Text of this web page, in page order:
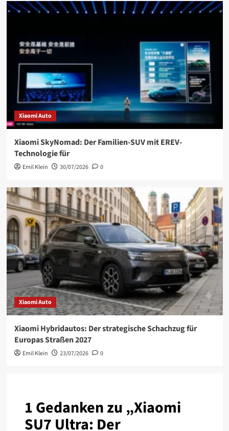
Xiaomi Auto
Xiaomi SkyNomad: Der Familien-SUV mit EREV-
Technologie für
Emil Klein 30/07/2026 0
Xiaomi Auto
Xiaomi Hybridautos: Der strategische Schachzug für
Europas Straßen 2027
Emil Klein 23/07/2026 0
1 Gedanken zu „Xiaomi
SU7 Ultra: Der